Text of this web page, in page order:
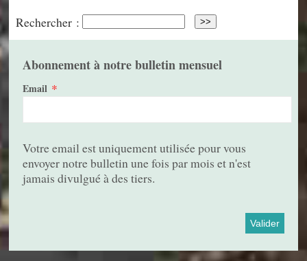
Rechercher :
Abonnement à notre bulletin mensuel
Email *
Votre email est uniquement utilisée pour vous
envoyer notre bulletin une fois par mois et n'est
jamais divulgué à des tiers.